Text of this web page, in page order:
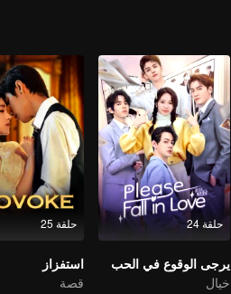
حلقة 24
يرجى الوقوع في الحب
خيال
حلقة 25
استفزاز
قصة